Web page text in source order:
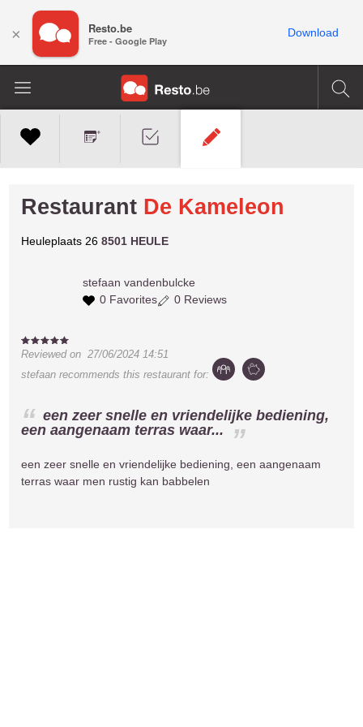
Restaurant De Kameleon
Heuleplaats 268501 HEULE
stefaan vandenbulcke
0 Favorites
0 Reviews
Reviewed on27/06/2024 14:51
stefaan recommends this restaurant for:
een zeer snelle en vriendelijke bediening,
een aangenaam terras waar...
een zeer snelle en vriendelijke bediening, een aangenaam
terras waar men rustig kan babbelen
× Resto.be
Free - Google Play
Download